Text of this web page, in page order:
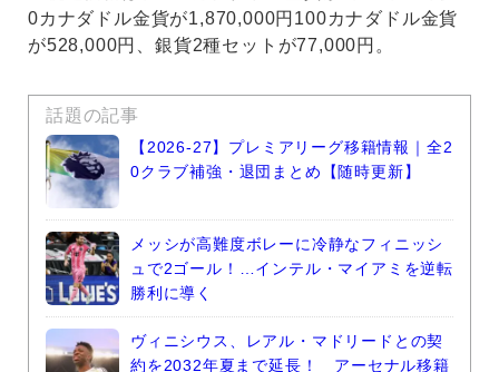
0カナダドル⾦貨が1,870,000円100カナダドル⾦貨
が528,000円、銀貨2種セットが77,000円。
話題の記事
【2026-27】プレミアリーグ移籍情報｜全2
0クラブ補強・退団まとめ【随時更新】
メッシが高難度ボレーに冷静なフィニッシ
ュで2ゴール！…インテル・マイアミを逆転
勝利に導く
ヴィニシウス、レアル・マドリードとの契
約を2032年夏まで延長！ アーセナル移籍